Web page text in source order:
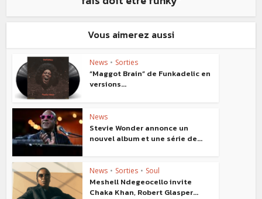
Vous aimerez aussi
News • Sorties
“Maggot Brain” de Funkadelic en
versions...
News
Stevie Wonder annonce un
nouvel album et une série de...
News • Sorties • Soul
Meshell Ndegeocello invite
Chaka Khan, Robert Glasper...